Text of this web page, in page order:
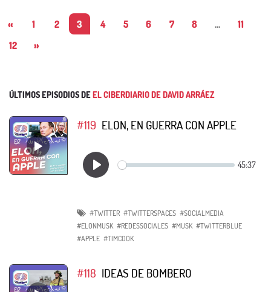
« 1 2 3 4 5 6 7 8 ...
11
12
»
ÚLTIMOS EPISODIOS DEEL CIBERDIARIO DE DAVID ARRÁEZ
#119 ELON, EN GUERRA CON APPLE
#TWITTER #TWITTERSPACES #SOCIALMEDIA
#ELONMUSK #REDESSOCIALES #MUSK #TWITTERBLUE
#APPLE #TIMCOOK
#118 IDEAS DE BOMBERO